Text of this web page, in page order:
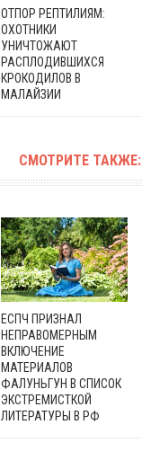
ОТПОР РЕПТИЛИЯМ:
ОХОТНИКИ
УНИЧТОЖАЮТ
РАСПЛОДИВШИХСЯ
КРОКОДИЛОВ В
МАЛАЙЗИИ
СМОТРИТЕ ТАКЖЕ:
ЕСПЧ ПРИЗНАЛ
НЕПРАВОМЕРНЫМ
ВКЛЮЧЕНИЕ
МАТЕРИАЛОВ
ФАЛУНЬГУН В СПИСОК
ЭКСТРЕМИСТКОЙ
ЛИТЕРАТУРЫ В РФ